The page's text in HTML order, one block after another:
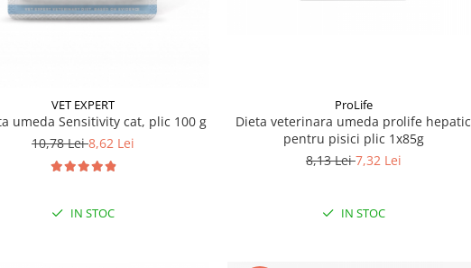
VET EXPERT
umeda Sensitivity cat, plic 100 g
10,78 Lei8,62 Lei
IN STOC
ProLife
Dieta veterinara umeda prolife hepatic
pentru pisici plic 1x85g
8,13 Lei7,32 Lei
IN STOC